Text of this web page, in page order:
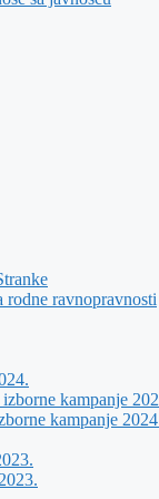
ravnopravnosti
kampanje
kampanje